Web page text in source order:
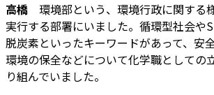
高橋 環境部という、環境行政に関する
実行する部署にいました。循環型社会や
脱炭素といったキーワードがあって、安
環境の保全などについて化学職としての
り組んでいました。